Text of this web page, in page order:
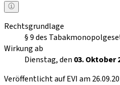
Rechtsgrundlage
§ 9 des
Wirkung ab
Dienstag, den 03. Oktober
Veröffentlicht auf EVI am